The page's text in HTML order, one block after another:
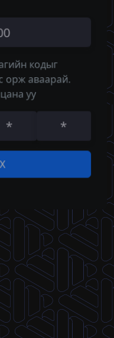
кодыг
орж аваарай.
уу Нууц үг